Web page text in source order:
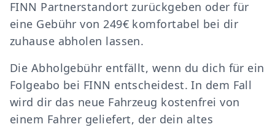
FINN Partnerstandort zurückgeben oder für
eine Gebühr von 249€ komfortabel bei dir
zuhause abholen lassen.
Die Abholgebühr entfällt, wenn du dich für ein
Folgeabo bei FINN entscheidest. In dem Fall
wird dir das neue Fahrzeug kostenfrei von
einem Fahrer geliefert, der dein altes